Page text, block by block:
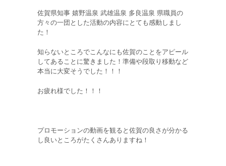
佐賀県知事 嬉野温泉 武雄温泉 多良温泉 県職員の
方々の一団とした活動の内容にとても感動しまし
た！
知らないところでこんなにも佐賀のことをアピール
してあることに驚きました！準備や段取り移動など
本当に大変そうでした！！！
お疲れ様でした！！！
プロモーションの動画を観ると佐賀の良さが分かる
し良いところがたくさんありますね！